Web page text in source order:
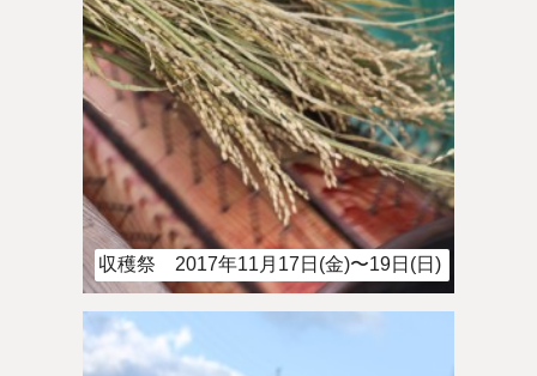
収穫祭 2017年11月17日(金)〜19日(日)